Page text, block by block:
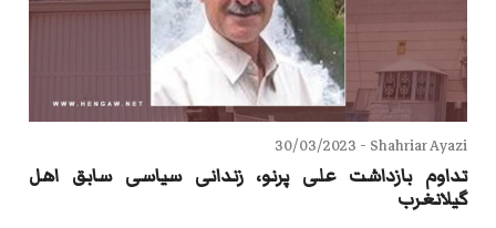
Shahriar Ayazi -
30/03/2023
تداوم بازداشت علی پرنو، زندانی سیاسی سابق اهل
گیلانغرب